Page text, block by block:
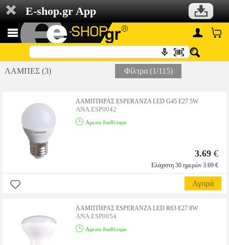
E-shop.gr App
ΛΑΜΠΕΣ (3) Φίλτρα (1/115)
ΛΑΜΠΤΗΡΑΣ ESPERANZA LED G45 E27 5W
ANA.ESP0042
Αμεσα διαθέσιμο
3.69 €
Ελάχιστη 30 ημερών 3.69 €
Αγορά
ΛΑΜΠΤΗΡΑΣ ESPERANZA LED R63 E27 8W
ANA.ESP0054
Αμεσα διαθέσιμο